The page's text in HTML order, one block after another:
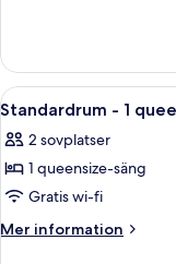
queensize-
säng
rum
1
säng
Öppna
alla
foton
för
Standardrum
-
9
Standardrum - 1
2 sovplatser
1 queensize-säng
Gratis wi-fi
Mer information
Mer